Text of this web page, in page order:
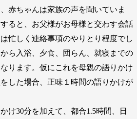
赤ちゃんは家族の声を聞いていま
ると、お父様がお母様と交わす会話
忙しく連絡事項のやりとり程度でし
ら入浴、夕食、団らん、就寝までの
ります。仮にこれを母親の語りかけ
した場合、正味１時間の語りかけが
け30分を加えて、都合1.5時間、日